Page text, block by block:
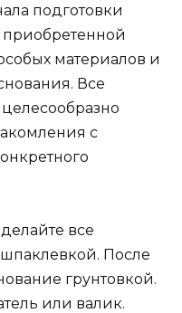
подготовки
материалов и
Все
с
все
После
грунтовкой.
или валик.